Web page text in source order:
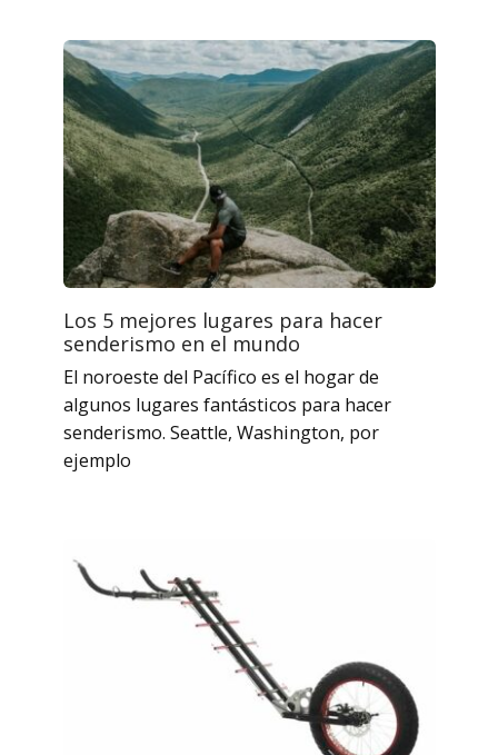
Los 5 mejores lugares para hacer
senderismo en el mundo
El noroeste del Pacífico es el hogar de
algunos lugares fantásticos para hacer
senderismo. Seattle, Washington, por
ejemplo